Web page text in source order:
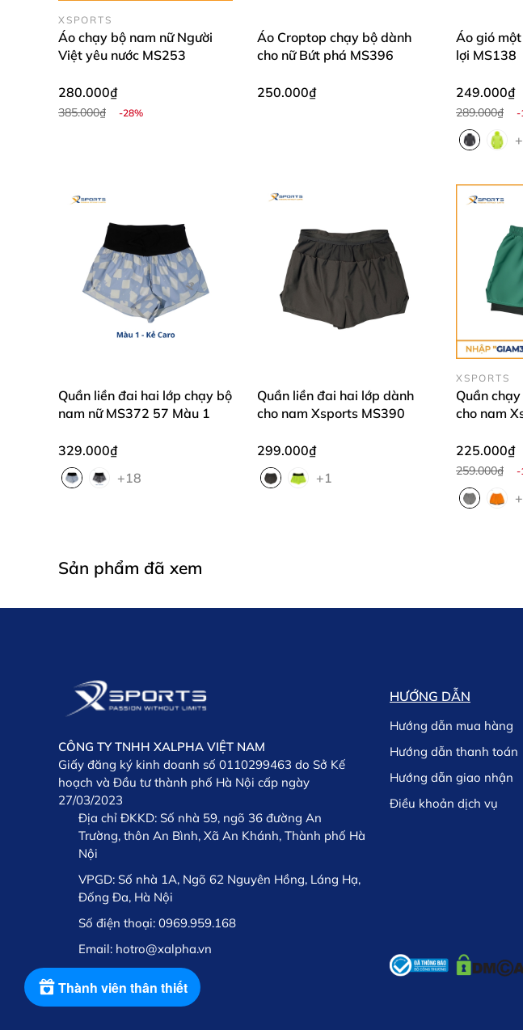
Mua lẻ 1 áo: 280.000đ (Phí ship 20k).
Nhóm từ 3 áo: (Tiết kiệm ngay 120.000đ).
Nhóm trên 10 người: Tặng combo Quà + Freeship cho từng thành viên.
Đặt hàng nhanh:Inbox Fanpage Quỳnh Cau Xsports hoặc gọi Hotline
🚚 Giao hàng hỏa tốc – Kiểm tra hàng trước khi thanh toán – Bảo hành 1 đổi 1
Mặc áo cờ, định danh tên riêng - Cùng Xsports nhuộm đỏ đường chạy
#Xsports #MS327 #AoChayBo #30thang4 #TuHaoVietNam #InTenMienPhi
XSPORTS
Áo chạy bộ nam nữ Người
Việt yêu nước MS253
280.000₫
385.000₫ -28%
Áo Croptop chạy bộ dành
cho nữ Bứt phá MS396
250.000₫
Áo gió
lợi MS138
249.000₫
289.000₫ -
Quần liền đai hai lớp chạy bộ
nam nữ MS372 57 Màu 1
329.000₫
+18
Quần liền đai hai lớp dành
cho nam Xsports MS390
299.000₫
+1
XSPORTS
Quần
cho nam
225.000₫
259.000₫ -
Sản phẩm đã xem
CÔNG TY TNHH XALPHA VIỆT NAM
Giấy đăng ký kinh doanh số 0110299463 do Sở Kế
hoạch và Đầu tư thành phố Hà Nội cấp ngày
27/03/2023
Địa chỉ ĐKKD: Số nhà 59, ngõ 36 đường An
Trường, thôn An Bình, Xã An Khánh, Thành phố Hà
Nội
VPGD: Số nhà 1A, Ngõ 62 Nguyên Hồng, Láng Hạ,
Đống Đa, Hà Nội
Số điện thoại: 0969.959.168
Email: hotro@xalpha.vn
HƯỚNG DẪN
Hướng dẫn mua hàng
Hướng dẫn thanh toán
Hướng dẫn giao nhận
Điều khoản dịch vụ
Thành viên thân thiết